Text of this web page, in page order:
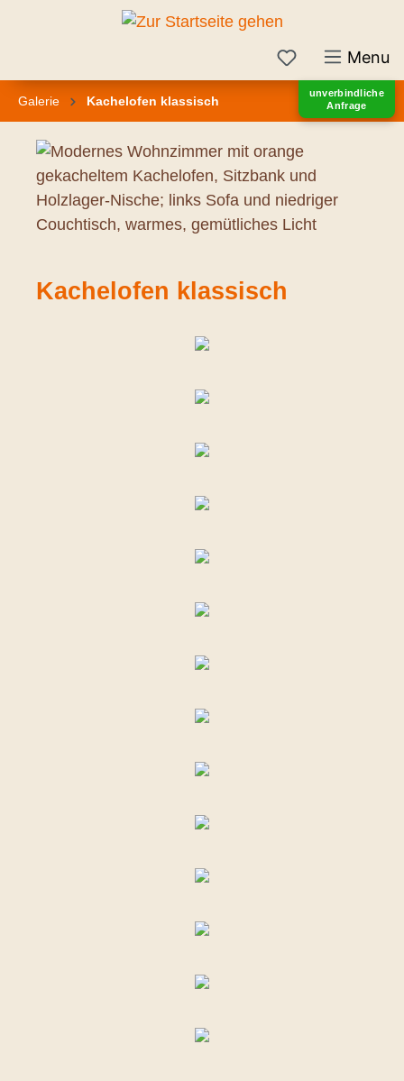
unverbindliche
Anfrage
Menu
Galerie Kachelofen klassisch
Kachelofen klassisch